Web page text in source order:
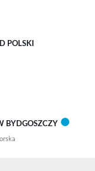
POLSKI
BYDGOSZCZY